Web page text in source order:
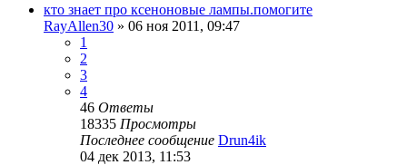
кто знает про ксеноновые лампы.помогите
RayAllen30 » 06 ноя 2011, 09:47
1
2
3
4
46 Ответы
18335 Просмотры
Последнее сообщение Drun4ik
04 дек 2013, 11:53